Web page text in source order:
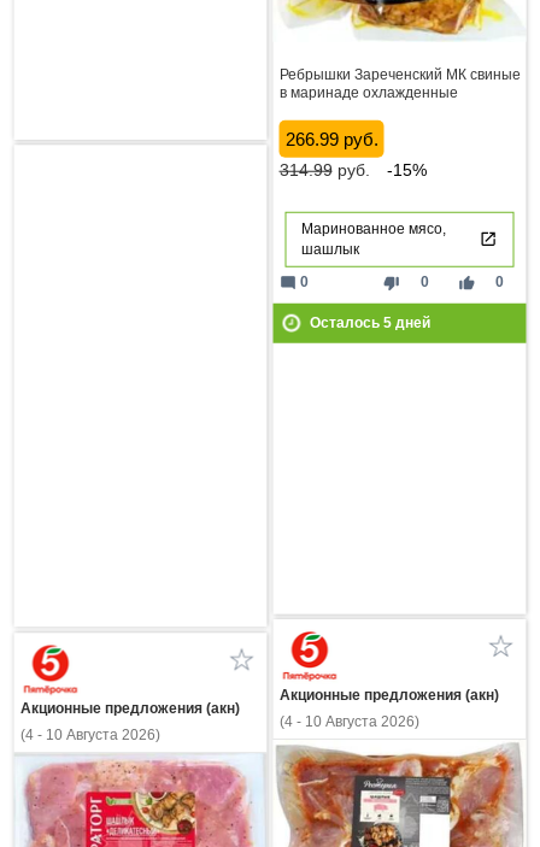
Ребрышки Зареченский МК свиные
в маринаде охлажденные
266.99 руб.
314.99руб. -15%
Маринованное мясо,
шашлык
thumb_down 0 thumb_up 0
mode_comment 0
Осталось 5дней
Акционные предложения (акн)
(4 - 10 Августа 2026)
Акционные предложения (акн)
(4 - 10 Августа 2026)